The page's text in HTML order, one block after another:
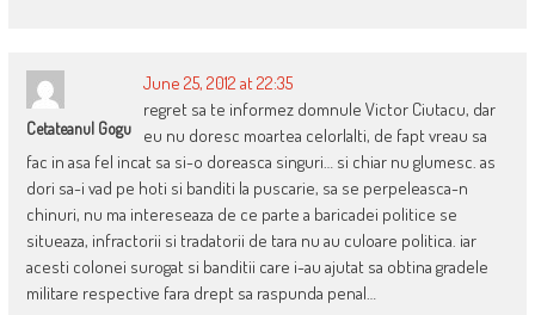
Cetateanul Gogu
June 25, 2012 at 22:35
regret sa te informez domnule Victor Ciutacu, dar
eu nu doresc moartea celorlalti, de fapt vreau sa
fac in asa fel incat sa si-o doreasca singuri… si chiar nu glumesc. as
dori sa-i vad pe hoti si banditi la puscarie, sa se perpeleasca-n
chinuri, nu ma intereseaza de ce parte a baricadei politice se
situeaza, infractorii si tradatorii de tara nu au culoare politica. iar
acesti colonei surogat si banditii care i-au ajutat sa obtina gradele
militare respective fara drept sa raspunda penal…